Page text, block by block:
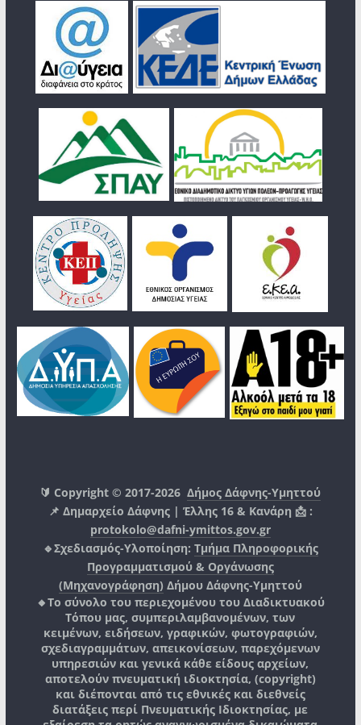
🔰 Copyright © 2017-2026Δήμος Δάφνης-Υμηττού
📌 Δημαρχείο Δάφνης | Έλλης 16 & Κανάρη 📩 :
protokolo@dafni-ymittos.gov.gr
🔹Σχεδιασμός-Υλοποίηση: Τμήμα Πληροφορικής
Προγραμματισμού & Οργάνωσης
(Μηχανογράφηση) Δήμου Δάφνης-Υμηττού
🔸Το σύνολο του περιεχομένου του Διαδικτυακού
Τόπου μας, συμπεριλαμβανομένων, των
κειμένων, ειδήσεων, γραφικών, φωτογραφιών,
σχεδιαγραμμάτων, απεικονίσεων, παρεχόμενων
υπηρεσιών και γενικά κάθε είδους αρχείων,
αποτελούν πνευματική ιδιοκτησία, (copyright)
και διέπονται από τις εθνικές και διεθνείς
διατάξεις περί Πνευματικής Ιδιοκτησίας, με